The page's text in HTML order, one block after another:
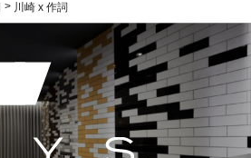
川崎 x 作詞